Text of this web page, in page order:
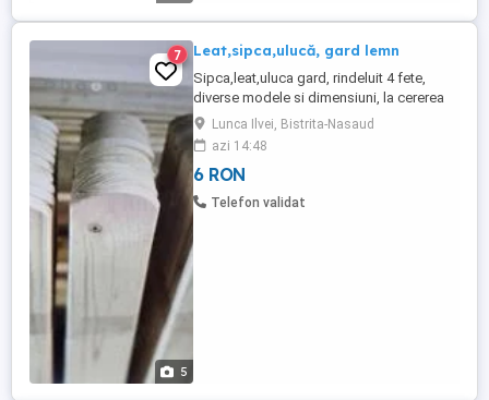
5
7 Leat,sipca,ulucă, gard lemn
Sipca,leat,uluca gard, rindeluit 4 fete,
diverse modele si dimensiuni, la cererea
clientului 22x95mm = 6ron ml 22x115mm =
7ron ml 22x145mm= 8ron ml Se asigura
transport contra cost ! whatsapp
Lunca Ilvei, Bistrita-Nasaud
azi 14:48
6 RON
Telefon validat